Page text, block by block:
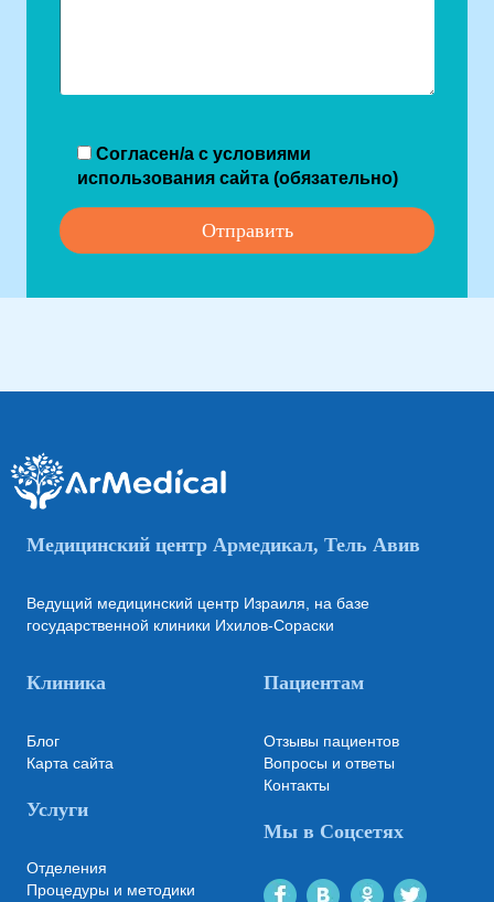
Согласен/а с условиями
использования сайта (обязательно)
Медицинский центр Армедикал, Тель Авив
Ведущий медицинский центр Израиля, на базе
государственной клиники Ихилов-Сораски
Клиника
Блог
Карта сайта
Услуги
Отделения
Процедуры и методики
Пациентам
Отзывы пациентов
Вопросы и ответы
Контакты
Мы в Соцсетях